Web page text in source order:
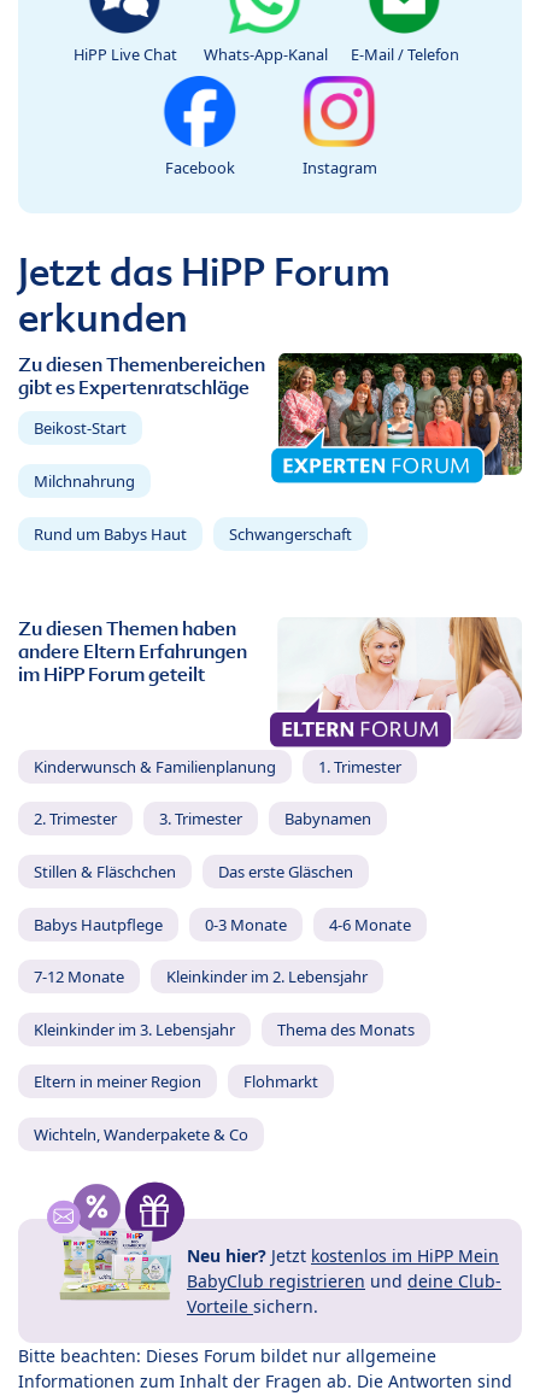
HiPP Live Chat Whats-App-Kanal E-Mail / Telefon
Facebook Instagram
Jetzt das HiPP Forum
erkunden
Zu diesen Themenbereichen
gibt es Expertenratschläge
Beikost-Start
Milchnahrung
Rund um Babys Haut Schwangerschaft
Zu diesen Themen haben
andere Eltern Erfahrungen
im HiPP Forum geteilt
Kinderwunsch & Familienplanung 1. Trimester
2. Trimester 3. Trimester Babynamen
Stillen & Fläschchen Das erste Gläschen
Babys Hautpflege 0-3 Monate 4-6 Monate
7-12 Monate Kleinkinder im 2. Lebensjahr
Kleinkinder im 3. Lebensjahr Thema des Monats
Eltern in meiner Region Flohmarkt
Wichteln, Wanderpakete & Co
Neu hier? Jetzt kostenlos im HiPP Mein
BabyClub registrieren und deine Club-
Vorteile sichern.
Bitte beachten: Dieses Forum bildet nur allgemeine
Informationen zum Inhalt der Fragen ab. Die Antworten sind